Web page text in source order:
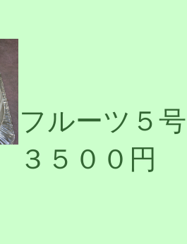
フルーツ５号
３５００円